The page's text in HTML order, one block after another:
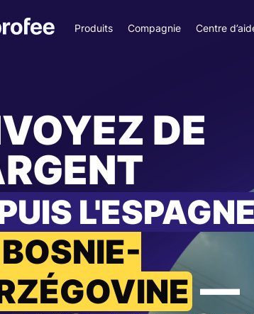
Produits Compagnie Centre
DE
L'ESPAGNE
—